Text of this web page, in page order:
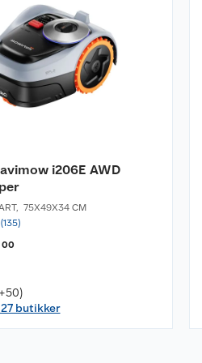
i206E AWD
, 75X49X34 CM
(135)
00
butikker